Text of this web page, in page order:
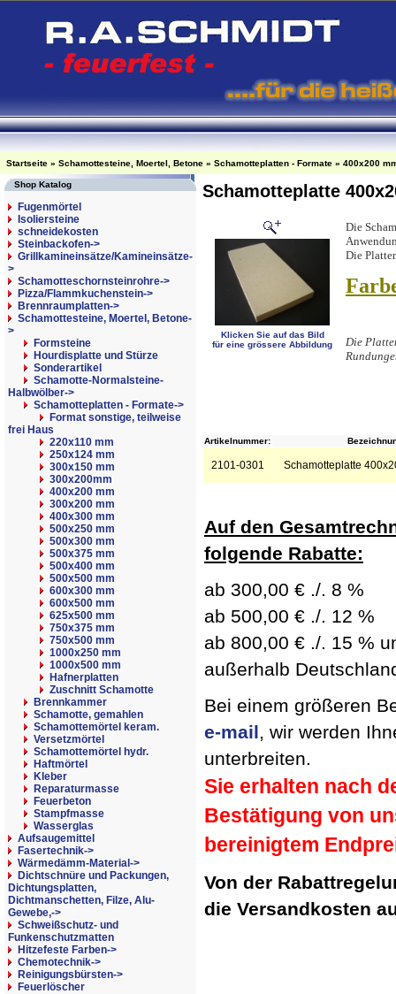
Startseite » Schamottesteine, Moertel, Betone » Schamotteplatten - Formate » 400x200
Shop Katalog
Fugenmörtel
Isoliersteine
schneidekosten
Steinbackofen->
Grillkamineinsätze/Kamineinsätze-
>
Schamotteschornsteinrohre->
Pizza/Flammkuchenstein->
Brennraumplatten->
Schamottesteine, Moertel, Betone-
>
Formsteine
Hourdisplatte und Stürze
Sonderartikel
Schamotte-Normalsteine-
Halbwölber->
Schamotteplatten - Formate->
Format sonstige, teilweise
frei Haus
220x110 mm
250x124 mm
300x150 mm
300x200mm
400x200 mm
300x200 mm
400x300 mm
500x250 mm
500x300 mm
500x375 mm
500x400 mm
500x500 mm
600x300 mm
600x500 mm
625x500 mm
750x375 mm
750x500 mm
1000x250 mm
1000x500 mm
Hafnerplatten
Zuschnitt Schamotte
Brennkammer
Schamotte, gemahlen
Schamottemörtel keram.
Versetzmörtel
Schamottemörtel hydr.
Haftmörtel
Kleber
Reparaturmasse
Feuerbeton
Stampfmasse
Wasserglas
Aufsaugemittel
Fasertechnik->
Wärmedämm-Material->
Dichtschnüre und Packungen,
Dichtungsplatten,
Dichtmanschetten, Filze, Alu-
Gewebe,->
Schweißschutz- und
Funkenschutzmatten
Hitzefeste Farben->
Chemotechnik->
Reinigungsbürsten->
Feuerlöscher
Schamotteplatte
Klicken Sie auf das Bild
für eine grössere Abbildung
Die
Die
Die
Artikelnummer:
2101-0301 Schamotteplatte
Auf den
folgende Rabatte:
ab 300,00 € ./. 8 %
ab 500,00 € ./. 12 %
ab 800,00 € ./. 15 %
außerhalb
Bei einem größeren
e-mail, wir werden
unterbreiten.
Sie erhalten nach
Bestätigung von
bereinigtem
Von der
die Versandkosten